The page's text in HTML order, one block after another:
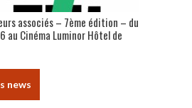
associés – 7ème édition – du
au Cinéma Luminor Hôtel de
news